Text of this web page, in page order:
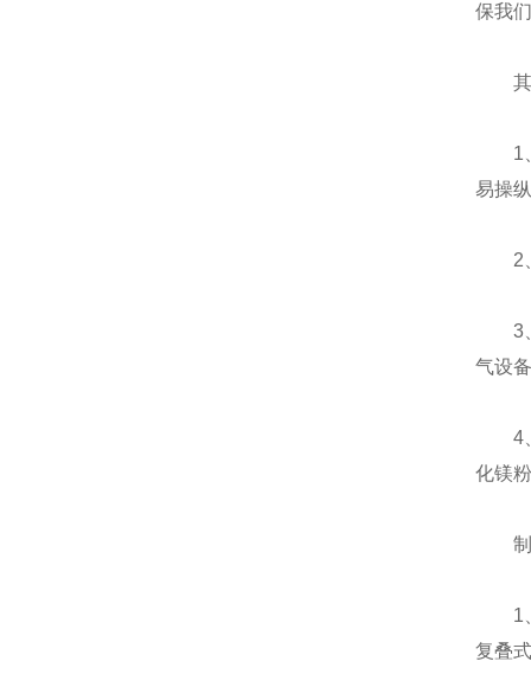
保我
其加
1、
易操
2、
3、
气设
4、
化镁
制
1、
复叠